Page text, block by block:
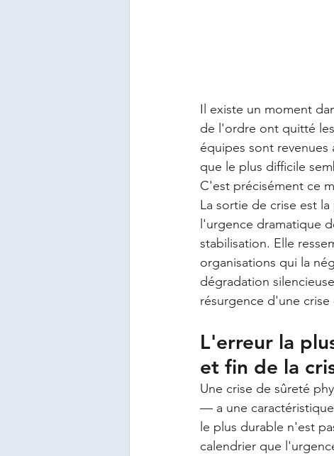
Il existe un moment
de l'ordre ont quitté
équipes sont
que le plus difficile
C'est précisément ce
La sortie de crise est
l'urgence dramatique
stabilisation. Elle
organisations qui la
dégradation
résurgence d'une
L'erreur la
et fin de la
Une crise de sûreté
— a une
le plus durable n'est
calendrier que